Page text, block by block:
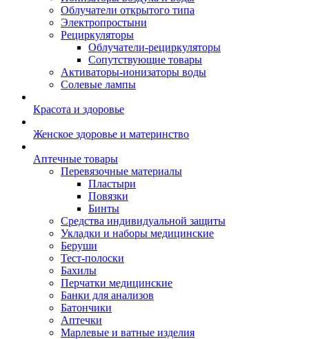
Облучатели открытого типа
Электропростыни
Рециркуляторы
Облучатели-рециркуляторы
Сопутствующие товары
Активаторы-ионизаторы воды
Солевые лампы
Красота и здоровье
Женское здоровье и материнство
Аптечные товары
Перевязочные материалы
Пластыри
Повязки
Бинты
Средства индивидуальной защиты
Укладки и наборы медицинские
Беруши
Тест-полоски
Бахилы
Перчатки медицинские
Банки для анализов
Батончики
Аптечки
Марлевые и ватные изделия